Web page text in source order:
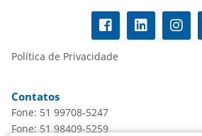
Política de Privacidade
Contatos
Fone: 51 99708-5247
Fone: 51 98409-5259